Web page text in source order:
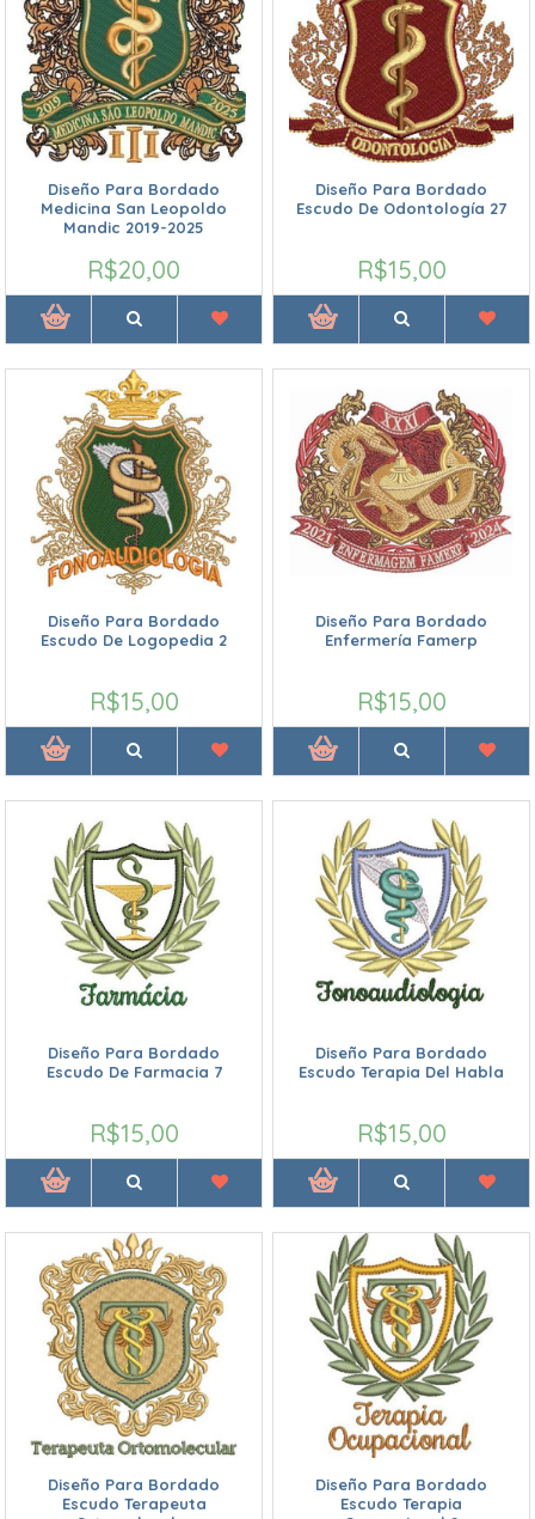
Diseño Para Bordado
Medicina San Leopoldo
Mandic 2019-2025
R$20,00
Diseño Para Bordado
Escudo De Odontología 27
R$15,00
Diseño Para Bordado
Escudo De Logopedia 2
R$15,00
Diseño Para Bordado
Enfermería Famerp
R$15,00
Diseño Para Bordado
Escudo De Farmacia 7
R$15,00
Diseño Para Bordado
Escudo Terapia Del Habla
R$15,00
Diseño Para Bordado
Escudo Terapeuta
Diseño Para Bordado
Escudo Terapia